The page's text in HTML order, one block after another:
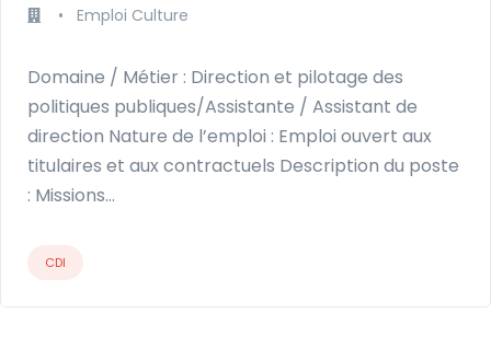
• Emploi Culture
Domaine / Métier : Direction et pilotage des
politiques publiques/Assistante / Assistant de
direction Nature de l’emploi : Emploi ouvert aux
titulaires et aux contractuels Description du poste
: Missions…
CDI